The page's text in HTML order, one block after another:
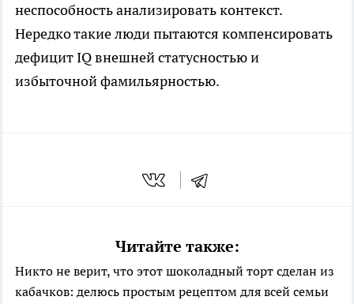
неспособность анализировать контекст.
Нередко такие люди пытаются компенсировать
дефицит IQ внешней статусностью и
избыточной фамильярностью.
Читайте также:
Никто не верит, что этот шоколадный торт сделан из
кабачков: делюсь простым рецептом для всей семьи